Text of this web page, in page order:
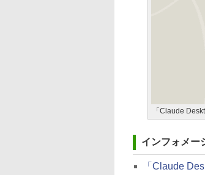
「Claude
インフォメー
「Claude